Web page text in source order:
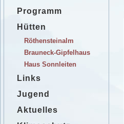
Programm
Hütten
Röthensteinalm
Brauneck-Gipfelhaus
Haus Sonnleiten
Links
Jugend
Aktuelles